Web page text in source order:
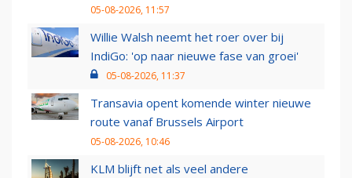
05-08-2026, 11:57
Willie Walsh neemt het roer over bij
IndiGo: 'op naar nieuwe fase van groei'
05-08-2026, 11:37
Transavia opent komende winter nieuwe
route vanaf Brussels Airport
05-08-2026, 10:46
KLM blijft net als veel andere